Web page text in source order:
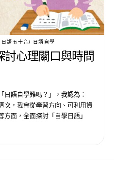
日語五十音 日語自學
討心理關口與時間
日語自學難嗎？」，我認為：
次，我會從學習方向、可利用資
面，全面探討「自學日語」